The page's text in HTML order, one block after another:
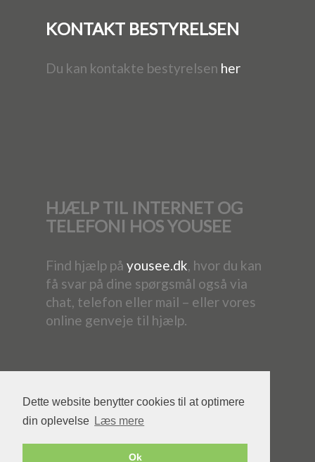
Dette website benytter cookies til at optimere
din oplevelse Læs mere
Ok
KONTAKT BESTYRELSEN
Du kan kontakte bestyrelsen her
HJÆLP TIL INTERNET OG
TELEFONI HOS YOUSEE
Find hjælp på yousee.dk, hvor du kan
få svar på dine spørgsmål også via
chat, telefon eller mail – eller vores
online genveje til hjælp.
Powered by YouSee Foreningsweb